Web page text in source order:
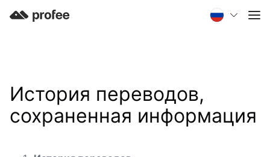
История переводов,
сохраненная информация